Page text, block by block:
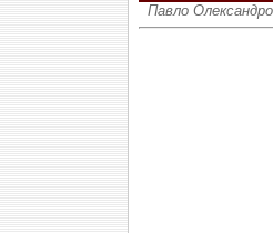
Павло